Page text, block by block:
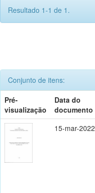
Resultado 1-1 de 1.
Conjunto de itens:
Pré-
visualização
Data do
documento
15-mar-2022